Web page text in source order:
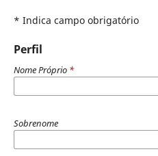
* Indica campo obrigatório
Perfil
Nome Próprio *
Sobrenome